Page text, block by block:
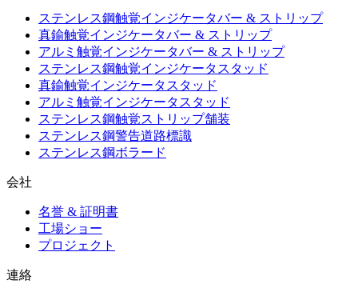
ステンレス鋼触覚インジケータバー & ストリップ
真鍮触覚インジケータバー & ストリップ
アルミ触覚インジケータバー & ストリップ
ステンレス鋼触覚インジケータスタッド
真鍮触覚インジケータスタッド
アルミ触覚インジケータスタッド
ステンレス鋼触覚ストリップ舗装
ステンレス鋼警告道路標識
ステンレス鋼ボラード
会社
名誉 & 証明書
工場ショー
プロジェクト
連絡